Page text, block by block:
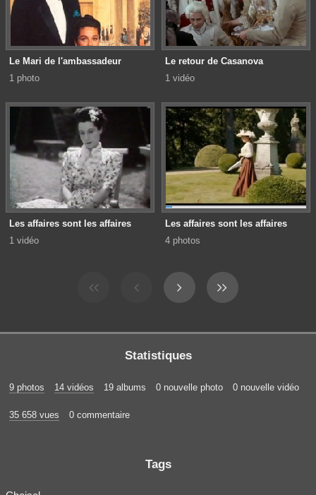
Le Mari de l'ambassadeur
1 photo
Le retour de Casanova
1 vidéo
Les affaires sont les affaires
1 vidéo
Les affaires sont les affaires
4 photos
Statistiques
9 photos 14 vidéos 19 albums 0 nouvelle photo 0 nouvelle vidéo
35 658 vues 0 commentaire
Tags